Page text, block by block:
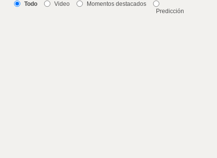
Todo Video
Momentos destacados
Predicción